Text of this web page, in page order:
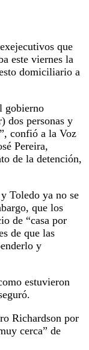
que
este viernes la
domiciliario a
gobierno
dos personas y
confió a la Voz
Pereira,
de la detención,
Toledo ya no se
que los
de “casa por
de que las
y
estuvieron
Richardson por
cerca” de